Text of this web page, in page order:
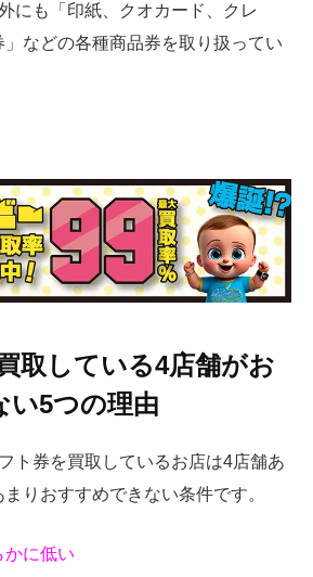
にも「印紙、クオカード、クレ
などの各種商品券を取り扱ってい
取している4店舗がお
い5つの理由
ト券を買取しているお店は4店舗あ
りおすすめできない条件です。
かに低い